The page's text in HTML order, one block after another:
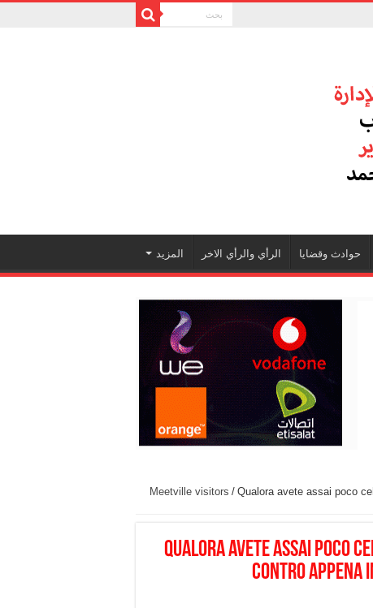
حوادث وقضايا الرأي والرأي الاخر المزيد
Meetville visitors / Qualora avete assai poco
Qualora avete assai poco
contro appena